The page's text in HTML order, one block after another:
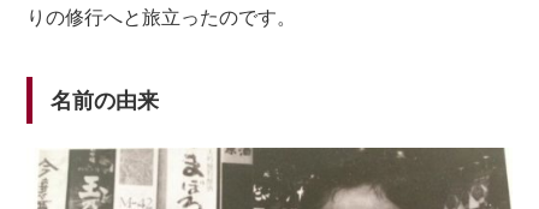
りの修行へと旅立ったのです。
名前の由来